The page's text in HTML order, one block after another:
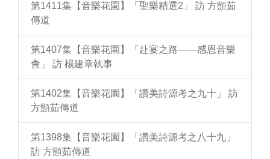
第1411集【音樂花園】「聖樂精選2」 訪 方顗茹
傳道
第1407集【音樂花園】「赴宴之路——感恩音樂
會」 訪 楊建章執事
第1402集【音樂花園】「讚美詩源考之九十」 訪
方顗茹傳道
第1398集【音樂花園】「讚美詩源考之八十九」
訪 方顗茹傳道